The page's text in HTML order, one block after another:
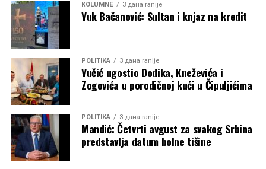
KOLUMNE 3 дана ranije
Vuk Bačanović: Sultan i knjaz na kredit
POLITIKA 3 дана ranije
Vučić ugostio Dodika, Kneževića i
Zogovića u porodičnoj kući u Čipuljićima
POLITIKA 3 дана ranije
Mandić: Četvrti avgust za svakog Srbina
predstavlja datum bolne tišine